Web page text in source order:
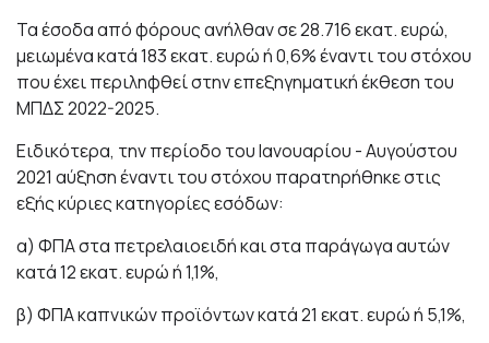
Τα έσοδα από φόρους ανήλθαν σε 28.716 εκατ. ευρώ,
μειωμένα κατά 183 εκατ. ευρώ ή 0,6% έναντι του στόχου
που έχει περιληφθεί στην επεξηγηματική έκθεση του
ΜΠΔΣ 2022-2025.
Ειδικότερα, την περίοδο του Ιανουαρίου - Αυγούστου
2021 αύξηση έναντι του στόχου παρατηρήθηκε στις
εξής κύριες κατηγορίες εσόδων:
α) ΦΠΑ στα πετρελαιοειδή και στα παράγωγα αυτών
κατά 12 εκατ. ευρώ ή 1,1%,
β) ΦΠΑ καπνικών προϊόντων κατά 21 εκατ. ευρώ ή 5,1%,